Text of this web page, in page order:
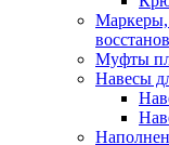
Маркеры,
Муфты
Навесы